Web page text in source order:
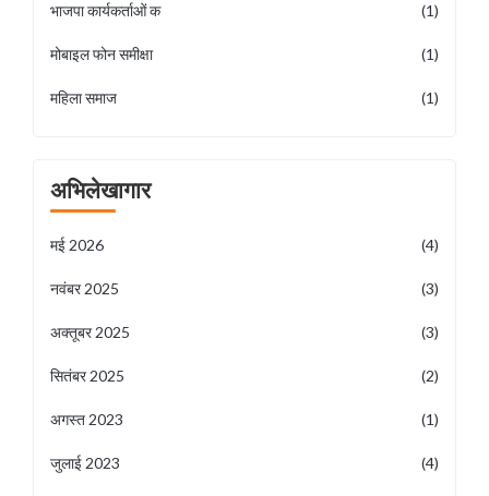
भाजपा कार्यकर्ताओं क (1)
मोबाइल फोन समीक्षा (1)
महिला समाज (1)
अभिलेखागार
मई 2026 (4)
नवंबर 2025 (3)
अक्तूबर 2025 (3)
सितंबर 2025 (2)
अगस्त 2023 (1)
जुलाई 2023 (4)